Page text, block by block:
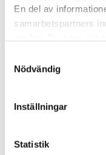
En del av
samarbetspartners
in genom sina tjänster.
Vi berättar detta för
Nödvändig
Inställningar
Statistik
Fält markerade med